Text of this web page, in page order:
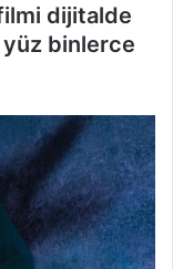
dijitalde
yüz binlerce